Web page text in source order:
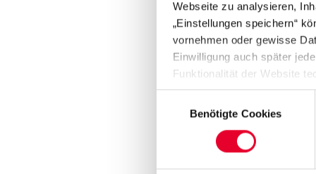
Webseite zu analysieren,
„Einstellungen speichern“
vornehmen oder gewisse
Einwilligung auch später
Funktionalität der Website
Datenschutzhinweisen („
Benötigte Cookies